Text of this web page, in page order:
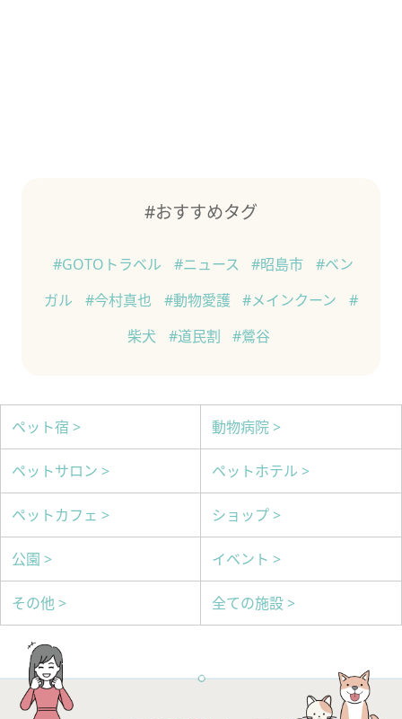
#おすすめタグ
#GOTOトラベル #ニュース #昭島市
#ベン
ガル
#今村真也 #動物愛護 #メインクーン
#
柴犬
#道民割 #鶯谷
ペット宿 > 動物病院 >
ペットサロン > ペットホテル >
ペットカフェ > ショップ >
公園 > イベント >
その他 > 全ての施設 >